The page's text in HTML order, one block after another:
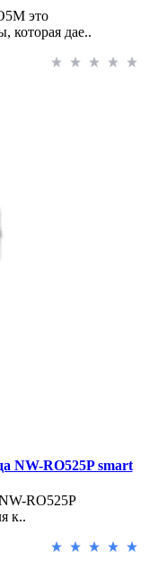
это
которая дае..
NW-RO525P smart
RO525P
к..